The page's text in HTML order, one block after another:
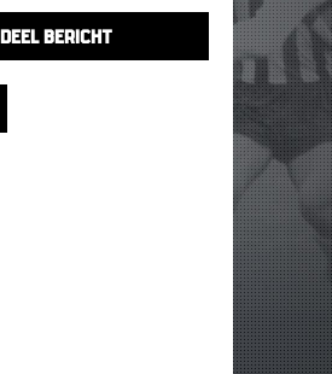
DEEL BERICHT